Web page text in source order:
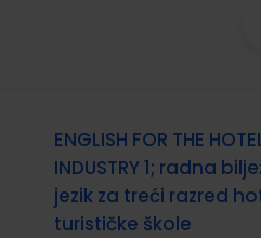
ENGLISH FOR THE
INDUSTRY 1; radna
jezik za treći razred
turističke škole